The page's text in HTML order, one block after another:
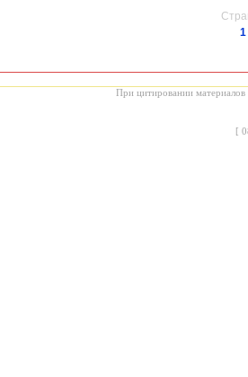
1
При цитировании материалов
[